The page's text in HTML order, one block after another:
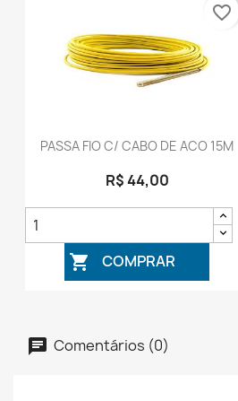
PASSA FIO C/ CABO DE ACO 15M
R$ 44,00
 COMPRAR
favorite_border
Comentários (0)